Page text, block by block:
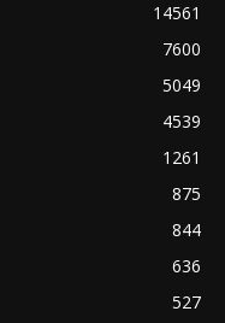
14561
7600
5049
4539
1261
875
844
636
527